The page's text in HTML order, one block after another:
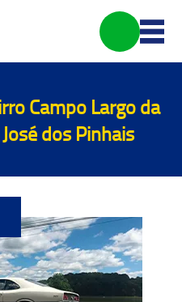
Campo Largo da
dos Pinhais